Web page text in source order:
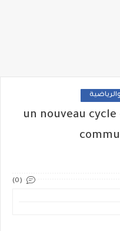
un nouveau
(0)